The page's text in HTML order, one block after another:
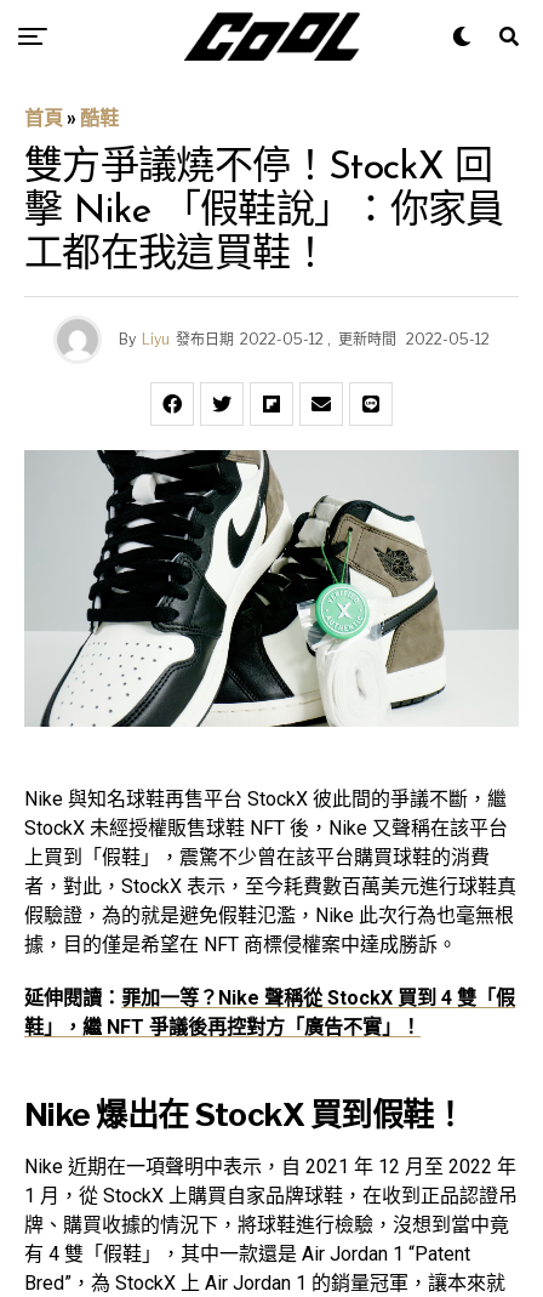
首頁 » 酷鞋
雙方爭議燒不停！StockX 回
擊 Nike 「假鞋說」：你家員
工都在我這買鞋！
By Liyu 發布日期 2022-05-12 , 更新時間 2022-05-12
Nike 與知名球鞋再售平台 StockX 彼此間的爭議不斷，繼
StockX 未經授權販售球鞋 NFT 後，Nike 又聲稱在該平台
上買到「假鞋」，震驚不少曾在該平台購買球鞋的消費
者，對此，StockX 表示，至今耗費數百萬美元進行球鞋真
假驗證，為的就是避免假鞋氾濫，Nike 此次行為也毫無根
據，目的僅是希望在 NFT 商標侵權案中達成勝訴。
延伸閱讀： 罪加一等？Nike 聲稱從 StockX 買到 4 雙「假
鞋」，繼 NFT 爭議後再控對方「廣告不實」！
Nike 爆出在 StockX 買到假鞋！
Nike 近期在一項聲明中表示，自 2021 年 12 月至 2022 年
1 月，從 StockX 上購買自家品牌球鞋，在收到正品認證吊
牌、購買收據的情況下，將球鞋進行檢驗，沒想到當中竟
有 4 雙「假鞋」，其中一款還是 Air Jordan 1 “Patent
Bred”，為 StockX 上 Air Jordan 1 的銷量冠軍，讓本來就